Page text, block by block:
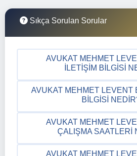
Sıkça Sorulan Sorular
AVUKAT MEHMET
İLETIŞIM BILGISI
AVUKAT MEHMET LEVENT
BILGISI
AVUKAT MEHMET
ÇALIŞMA SAATLERI
AVUKAT MEHMET